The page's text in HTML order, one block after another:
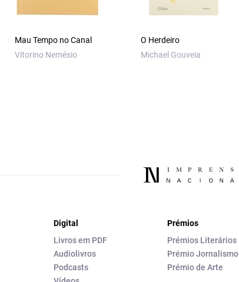
Mau Tempo no Canal
Vitorino Nemésio
O Herdeiro
Michael Gouveia
Digital
Livros em PDF
Audiolivros
Podcasts
Prémios
Prémios Literários
Prémio Jornalismo
Prémio de Arte